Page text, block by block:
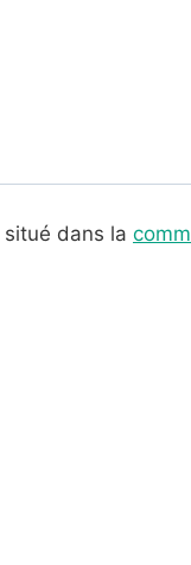
situé dans la